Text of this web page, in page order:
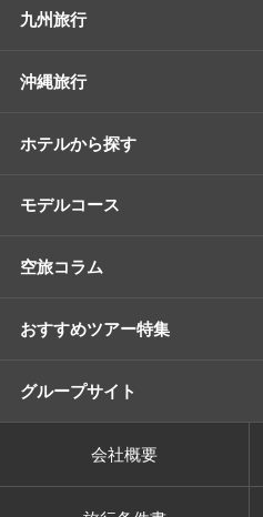
九州旅行
沖縄旅行
ホテルから探す
モデルコース
空旅コラム
おすすめツアー特集
グループサイト
会社概要